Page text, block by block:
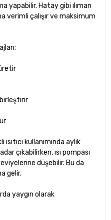
yapabilir. Hatay gibi ılıman
verimli çalışır ve maksimum
kullanımında aylık
çıkabilirken, ısı pompası
düşebilir. Bu da
gelir.
yaygın olarak